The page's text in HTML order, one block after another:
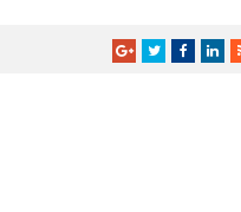
GoogleTwitterFacebook